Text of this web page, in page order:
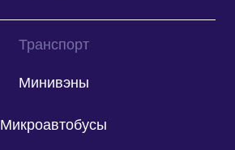
Транспорт
Минивэны
Микроавтобусы